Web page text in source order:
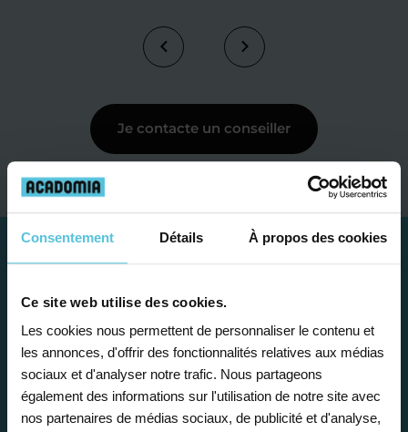
Consentement Détails À propos des cookies
Ce site web utilise des cookies.
Les cookies nous permettent de personnaliser le contenu et
les annonces, d'offrir des fonctionnalités relatives aux médias
sociaux et d'analyser notre trafic. Nous partageons
également des informations sur l'utilisation de notre site avec
nos partenaires de médias sociaux, de publicité et d'analyse,
Je contacte un conseiller